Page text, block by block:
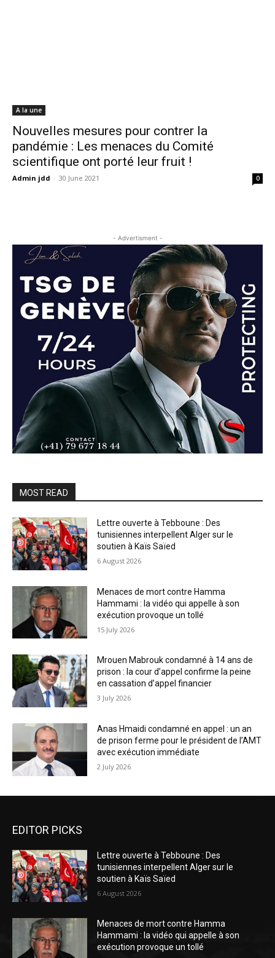
A la une
Nouvelles mesures pour contrer la
pandémie : Les menaces du Comité
scientifique ont porté leur fruit !
Admin jdd - 30 June 2021 0
- Advertisment -
MOST READ
Lettre ouverte à Tebboune : Des
tunisiennes interpellent Alger sur le
soutien à Kaïs Saïed
6 August 2026
Menaces de mort contre Hamma
Hammami : la vidéo qui appelle à son
exécution provoque un tollé
15 July 2026
Mrouen Mabrouk condamné à 14 ans de
prison : la cour d’appel confirme la peine
en cassation d’appel financier
3 July 2026
Anas Hmaidi condamné en appel : un an
de prison ferme pour le président de l’AMT
avec exécution immédiate
2 July 2026
EDITOR PICKS
Lettre ouverte à Tebboune : Des
tunisiennes interpellent Alger sur le
soutien à Kaïs Saïed
6 August 2026
Menaces de mort contre Hamma
Hammami : la vidéo qui appelle à son
exécution provoque un tollé